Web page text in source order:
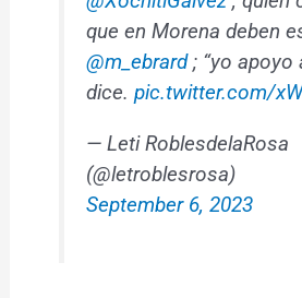
que en Morena deben
@m_ebrard; “yo apoyo
dice.pic.twitter.com/
— Leti RoblesdelaRosa
(@letroblesrosa)
September 6, 2023